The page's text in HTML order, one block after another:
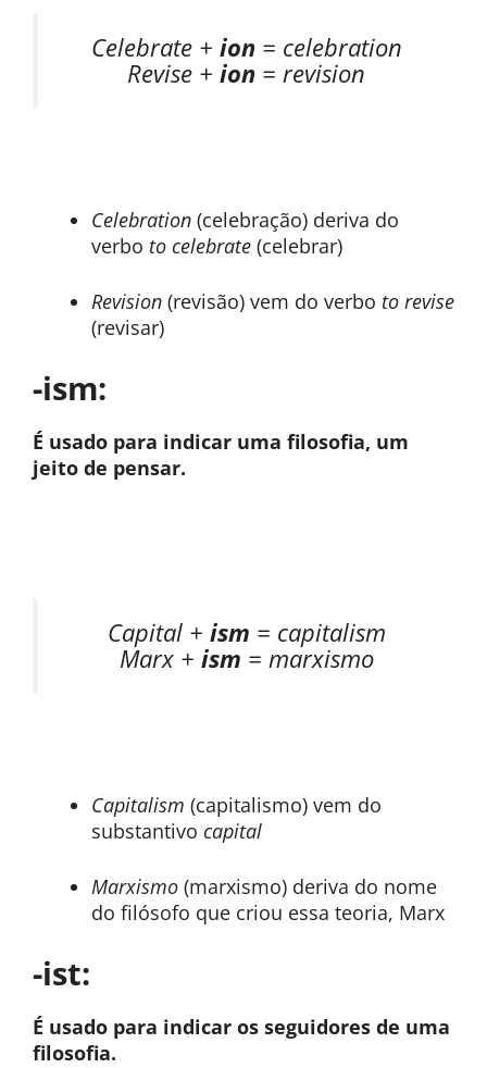
Celebrate + ion = celebration
Revise + ion = revision
Celebration (celebração) deriva do
verbo to celebrate (celebrar)
Revision (revisão) vem do verbo to revise
(revisar)
-ism:
É usado para indicar uma filosofia, um
jeito de pensar.
Capital + ism = capitalism
Marx + ism = marxismo
Capitalism (capitalismo) vem do
substantivo capital
Marxismo (marxismo) deriva do nome
do filósofo que criou essa teoria, Marx
-ist:
É usado para indicar os seguidores de uma
filosofia.